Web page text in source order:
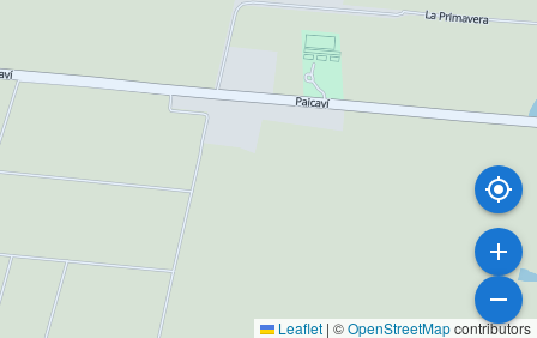
Leaflet | ©OpenStreetMapcontributors